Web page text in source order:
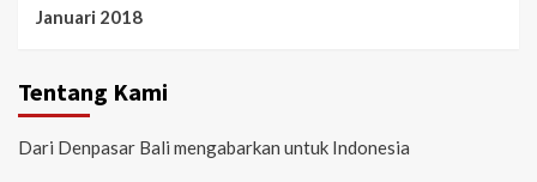
Januari 2018
Tentang Kami
Dari Denpasar Bali mengabarkan untuk Indonesia